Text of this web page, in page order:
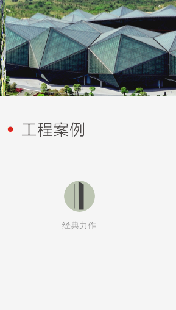
经典力作